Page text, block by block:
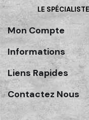
LE
Mon Compte
Informations
Liens Rapides
Contactez Nous